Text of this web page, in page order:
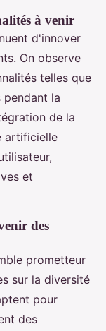
à venir
d'innover
On observe
telles que
pendant la
de la
artificielle
et
des
prometteur
sur la diversité
pour
des